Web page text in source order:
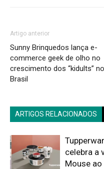
Artigo anterior
Sunny Brinquedos lança e-
commerce geek de olho no
crescimento dos “kidults” no
Brasil
ARTIGOS RELACIONADOS
celebra a
Mouse